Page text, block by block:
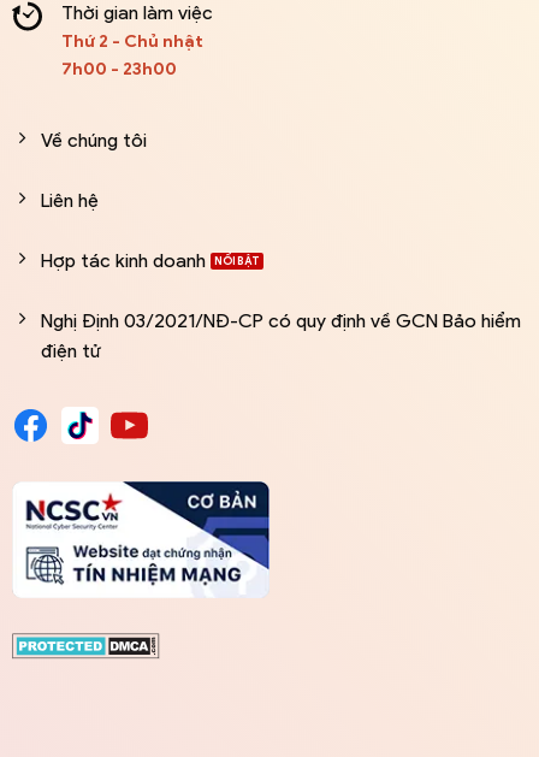
Thời gian làm việc
Thứ 2 - Chủ nhật
7h00 - 23h00
Về chúng tôi
Liên hệ
Hợp tác kinh doanh
Nghị Định 03/2021/NĐ-CP có quy định về GCN Bảo hiểm
điện tử